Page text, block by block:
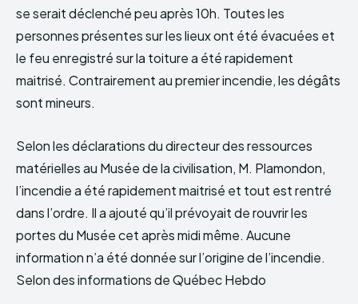
se serait déclenché peu après 10h. Toutes les
personnes présentes sur les lieux ont été évacuées et
le feu enregistré sur la toiture a été rapidement
maitrisé. Contrairement au premier incendie, les dégâts
sont mineurs.
Selon les déclarations du directeur des ressources
matérielles au Musée de la civilisation, M. Plamondon,
l’incendie a été rapidement maitrisé et tout est rentré
dans l’ordre. Il a ajouté qu’il prévoyait de rouvrir les
portes du Musée cet après midi même. Aucune
information n’a été donnée sur l’origine de l’incendie.
Selon des informations de Québec Hebdo